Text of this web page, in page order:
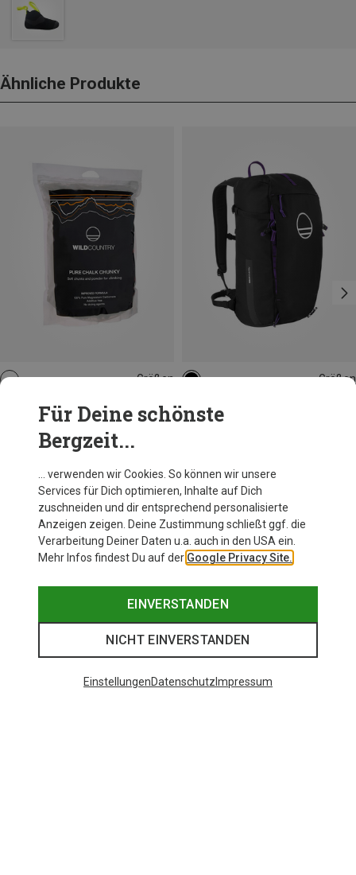
Ähnliche Produkte
Größen
Wild Country
Pure Chunky 350g Chalk
Größen
Wild Country
Progress 25 Kletterrucksack
Andere Kunden kauften auch
Für Deine schönste
Bergzeit...
… verwenden wir Cookies. So können wir unsere
Services für Dich optimieren, Inhalte auf Dich
zuschneiden und dir entsprechend personalisierte
Anzeigen zeigen. Deine Zustimmung schließt ggf. die
Verarbeitung Deiner Daten u.a. auch in den USA ein.
Mehr Infos findest Du auf der Google Privacy Site.
EINVERSTANDEN
NICHT EINVERSTANDEN
EinstellungenDatenschutz Impressum